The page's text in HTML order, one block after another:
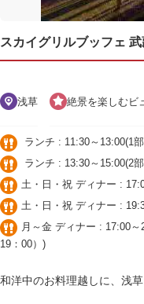
スカイグリルブッフェ 武
浅草 絶景を楽しむビ
ランチ : 11:30～13:00(1
ランチ : 13:30～15:00(2
土・日・祝 ディナー :
土・日・祝 ディナー :
月～金 ディナー : 17:00
19：00）)
和洋中のお料理越しに、浅